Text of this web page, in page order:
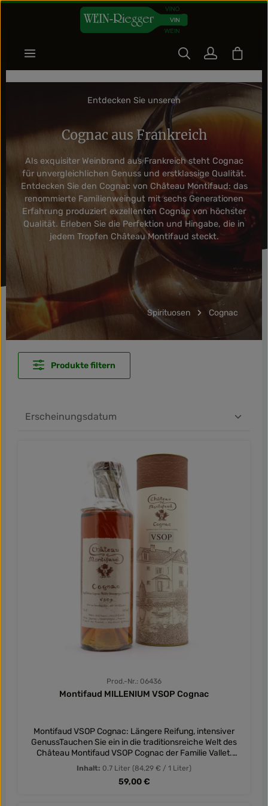
Zum Hauptinhalt springen
Entdecken Sie unseren
Cognac aus Frankreich
Als exquisiter Weinbrand aus Frankreich steht Cognac
für unvergleichlichen Genuss und erstklassige Qualität.
Entdecken Sie den Cognac von Château Montifaud: das
renommierte Familienweingut mit sechs Generationen
Erfahrung produziert exzellenten Cognac von höchster
Qualität. Erleben Sie die Perfektion und Hingabe, die in
jedem Tropfen Château Montifaud steckt.
Spirituosen Cognac
Produkte filtern
Prod.-Nr.: 06436
Montifaud MILLENIUM VSOP Cognac
Montifaud VSOP Cognac: Längere Reifung, intensiver
GenussTauchen Sie ein in die traditionsreiche Welt des
Château Montifaud VSOP Cognac der Familie Vallet.
Dieses goldene Elixier ist nicht nur ein Zeugnis perfekter
Destillationskunst, sondern auch ein Ausdruck der
Leidenschaft und Expertise, die diese Familie seit
Inhalt: 0.7 Liter (84,29 € / 1 Liter)
Regulärer Preis:
59,00 €